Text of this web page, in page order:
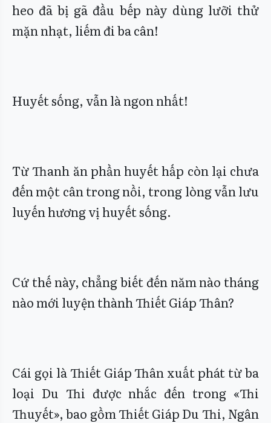
heo đã bị gã đầu bếp này dùng lưỡi thử
mặn nhạt, liếm đi ba cân!
Huyết sống, vẫn là ngon nhất!
Từ Thanh ăn phần huyết hấp còn lại chưa
đến một cân trong nồi, trong lòng vẫn lưu
luyến hương vị huyết sống.
Cứ thế này, chẳng biết đến năm nào tháng
nào mới luyện thành Thiết Giáp Thân?
Cái gọi là Thiết Giáp Thân xuất phát từ ba
loại Du Thi được nhắc đến trong «Thi
Thuyết», bao gồm Thiết Giáp Du Thi, Ngân